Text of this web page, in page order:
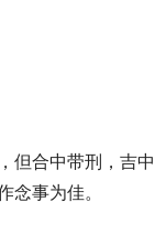
但合中带刑，吉中
念事为佳。